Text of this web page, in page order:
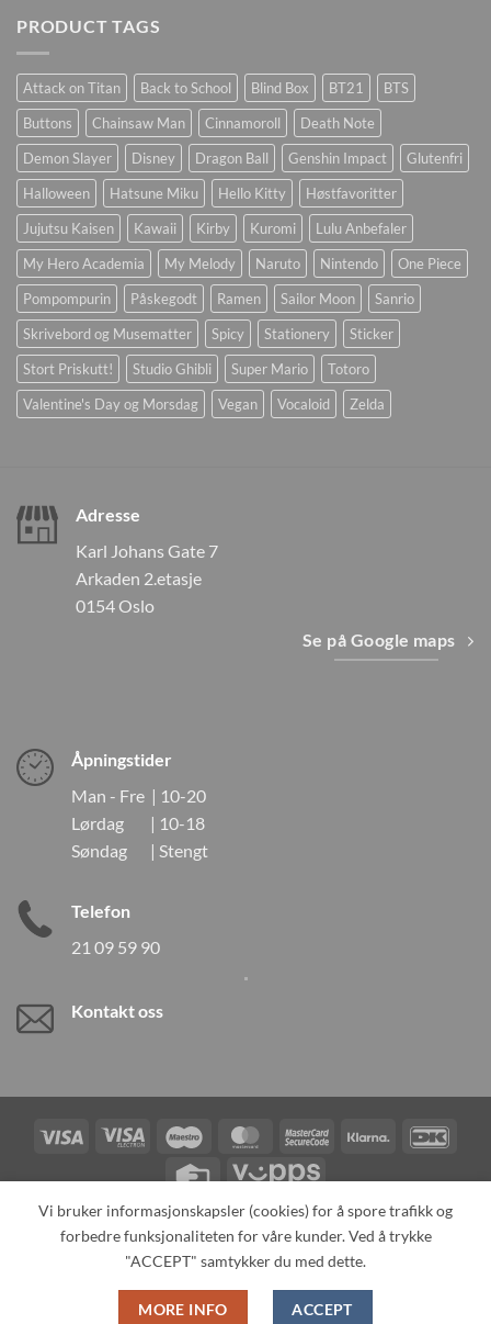
PRODUCT TAGS
Attack on Titan Back to School Blind Box BT21
BTS
Buttons
Chainsaw Man Cinnamoroll
Death Note
Demon Slayer
Disney Dragon Ball Genshin Impact
Glutenfri
Halloween
Hatsune Miku Hello Kitty
Høstfavoritter
Jujutsu Kaisen
Kawaii Kirby Kuromi
Lulu Anbefaler
My Hero Academia
My Melody Naruto Nintendo
One Piece
Pompompurin
Påskegodt Ramen Sailor Moon
Sanrio
Skrivebord og Musematter
Spicy Stationery
Sticker
Stort Priskutt!
Studio Ghibli Super Mario
Totoro
Valentine's Day og Morsdag
Vegan Vocaloid Zelda
Adresse
Karl Johans Gate 7
Arkaden 2.etasje
0154 Oslo
Se på Google maps
Åpningstider
Man - Fre | 10-20
Lørdag | 10-18
Søndag | Stengt
Telefon
21 09 59 90
Kontakt oss
Visa
Visa
Maestro MasterCardMasterCardKlarna
Credit
Vipps
TILBAKEKALLINGER KONTAKT OSS
OM OSS
SPESIALBESTILLING
MIN KONTO ALL PRODUCTS
Copyright 2026 ©Neo Tokyo by Neo Tokyo Norway AS -With Love
from Japan-
Vi bruker informasjonskapsler (cookies) for å spore trafikk og
forbedre funksjonaliteten for våre kunder. Ved å trykke
"ACCEPT" samtykker du med dette.
MORE INFO ACCEPT